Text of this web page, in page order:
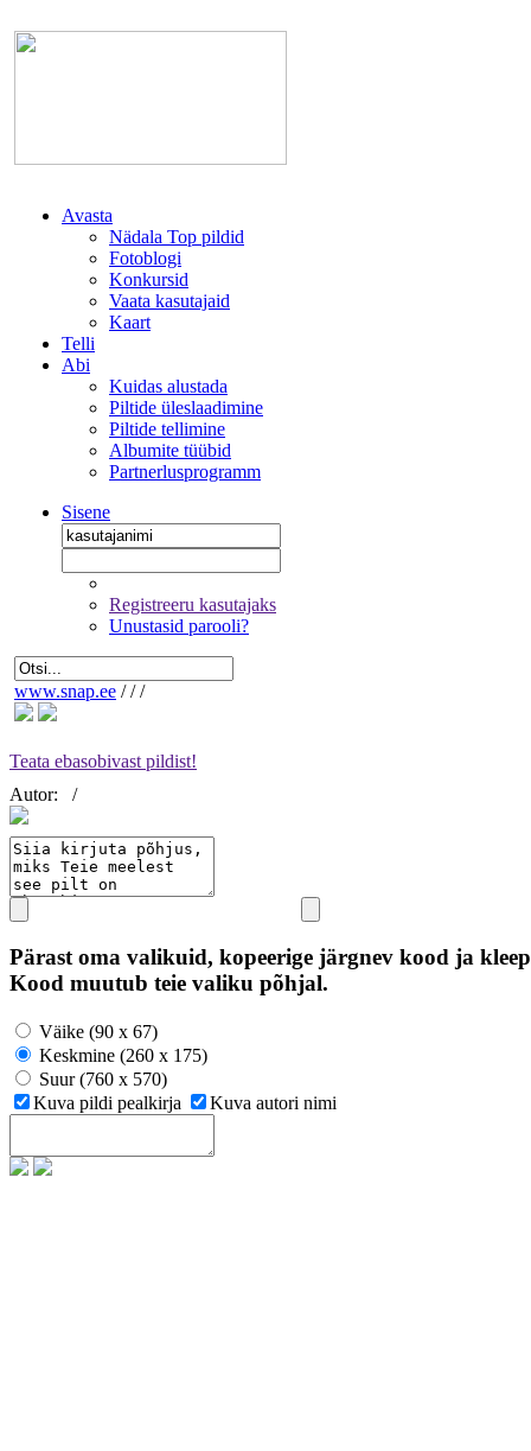
Avasta
Nädala Top pildid
Fotoblogi
Konkursid
Vaata kasutajaid
Kaart
Telli
Abi
Kuidas alustada
Piltide üleslaadimine
Piltide tellimine
Albumite tüübid
Partnerlusprogramm
Sisene
Registreeru kasutajaks
Unustasid parooli?
www.snap.ee / / /
Teata ebasobivast pildist!
Autor:
/
Pärast oma valikuid, kopeerige järgnev kood ja
Kood muutub teie valiku põhjal.
Väike (90 x 67)
Keskmine (260 x 175)
Suur (760 x 570)
Kuva pildi pealkirja
Kuva autori nimi